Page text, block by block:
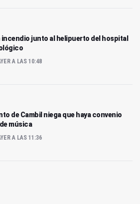
incendio junto al helipuerto del hospital
A LAS 10:48
de Cambil niega que haya convenio
música
A LAS 11:36